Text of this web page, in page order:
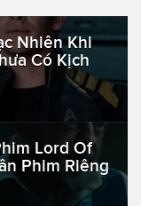
Nhiên Khi
Có Kịch
Lord Of
Phim Riêng